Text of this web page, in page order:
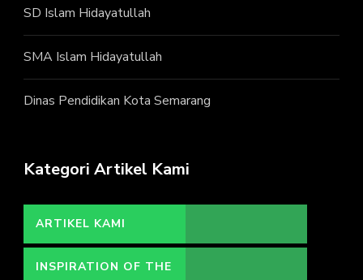
SD Islam Hidayatullah
SMA Islam Hidayatullah
Dinas Pendidikan Kota Semarang
Kategori Artikel Kami
ARTIKEL KAMI
INSPIRATION OF THE